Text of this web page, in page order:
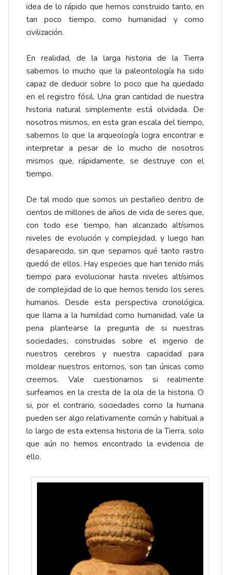
idea de lo rápido que hemos construido tanto, en
tan poco tiempo, como humanidad y como
civilización.
En realidad, de la larga historia de la Tierra
sabemos lo mucho que la paleontología ha sido
capaz de deducir sobre lo poco que ha quedado
en el registro fósil. Una gran cantidad de nuestra
historia natural simplemente está olvidada. De
nosotros mismos, en esta gran escala del tiempo,
sabemos lo que la arqueología logra encontrar e
interpretar a pesar de lo mucho de nosotros
mismos que, rápidamente, se destruye con el
tiempo.
De tal modo que somos un pestañeo dentro de
cientos de millones de años de vida de seres que,
con todo ese tiempo, han alcanzado altísimos
niveles de evolución y complejidad, y luego han
desaparecido, sin que sepamos qué tanto rastro
quedó de ellos. Hay especies que han tenido más
tiempo para evolucionar hasta niveles altísimos
de complejidad de lo que hemos tenido los seres
humanos. Desde esta perspectiva cronológica,
que llama a la humildad como humanidad, vale la
pena plantearse la pregunta de si nuestras
sociedades, construidas sobre el ingenio de
nuestros cerebros y nuestra capacidad para
moldear nuestros entornos, son tan únicas como
creemos. Vale cuestionarnos si realmente
surfeamos en la cresta de la ola de la historia. O
si, por el contrario, sociedades como la humana
pueden ser algo relativamente común y habitual a
lo largo de esta extensa historia de la Tierra, solo
que aún no hemos encontrado la evidencia de
ello.